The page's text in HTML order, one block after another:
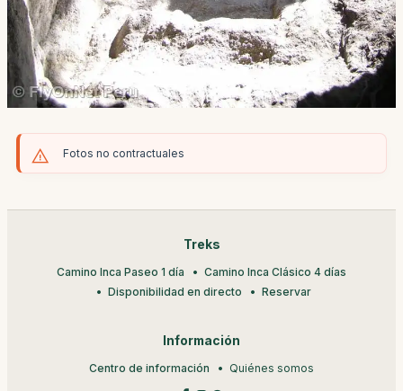
Fotos no contractuales
Treks
Camino Inca Paseo 1 día
Camino Inca Clásico 4 días
Disponibilidad en directo
Reservar
Información
Centro de información Quiénes somos